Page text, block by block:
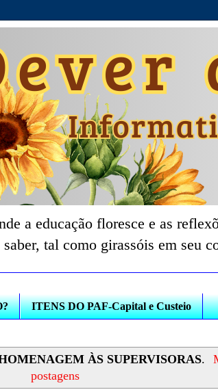
a educação floresce e as
tal como girassóis em seu
ITENS DO PAF-Capital e Custeio
ÀS SUPERVISORAS.
postagens